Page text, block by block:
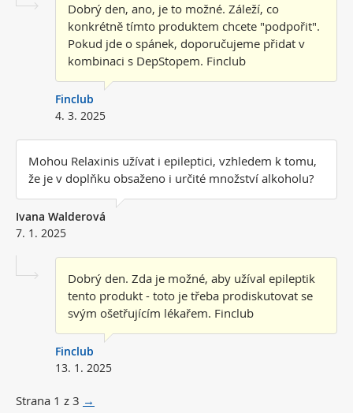
Dobrý den, ano, je to možné. Záleží, co
konkrétně tímto produktem chcete "podpořit".
Pokud jde o spánek, doporučujeme přidat v
kombinaci s DepStopem. Finclub
Finclub
4. 3. 2025
Mohou Relaxinis užívat i epileptici, vzhledem k tomu,
že je v doplňku obsaženo i určité množství alkoholu?
Ivana Walderová
7. 1. 2025
Dobrý den. Zda je možné, aby užíval epileptik
tento produkt - toto je třeba prodiskutovat se
svým ošetřujícím lékařem. Finclub
Finclub
13. 1. 2025
Strana 1 z 3 →